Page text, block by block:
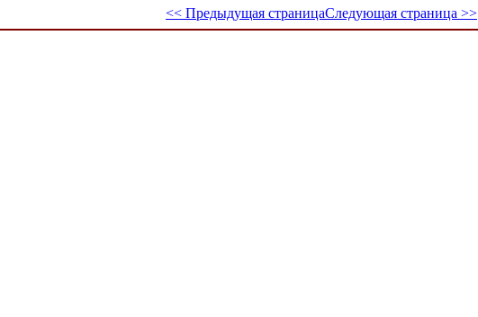
<< Предыдущая страницаСледующая страница >>